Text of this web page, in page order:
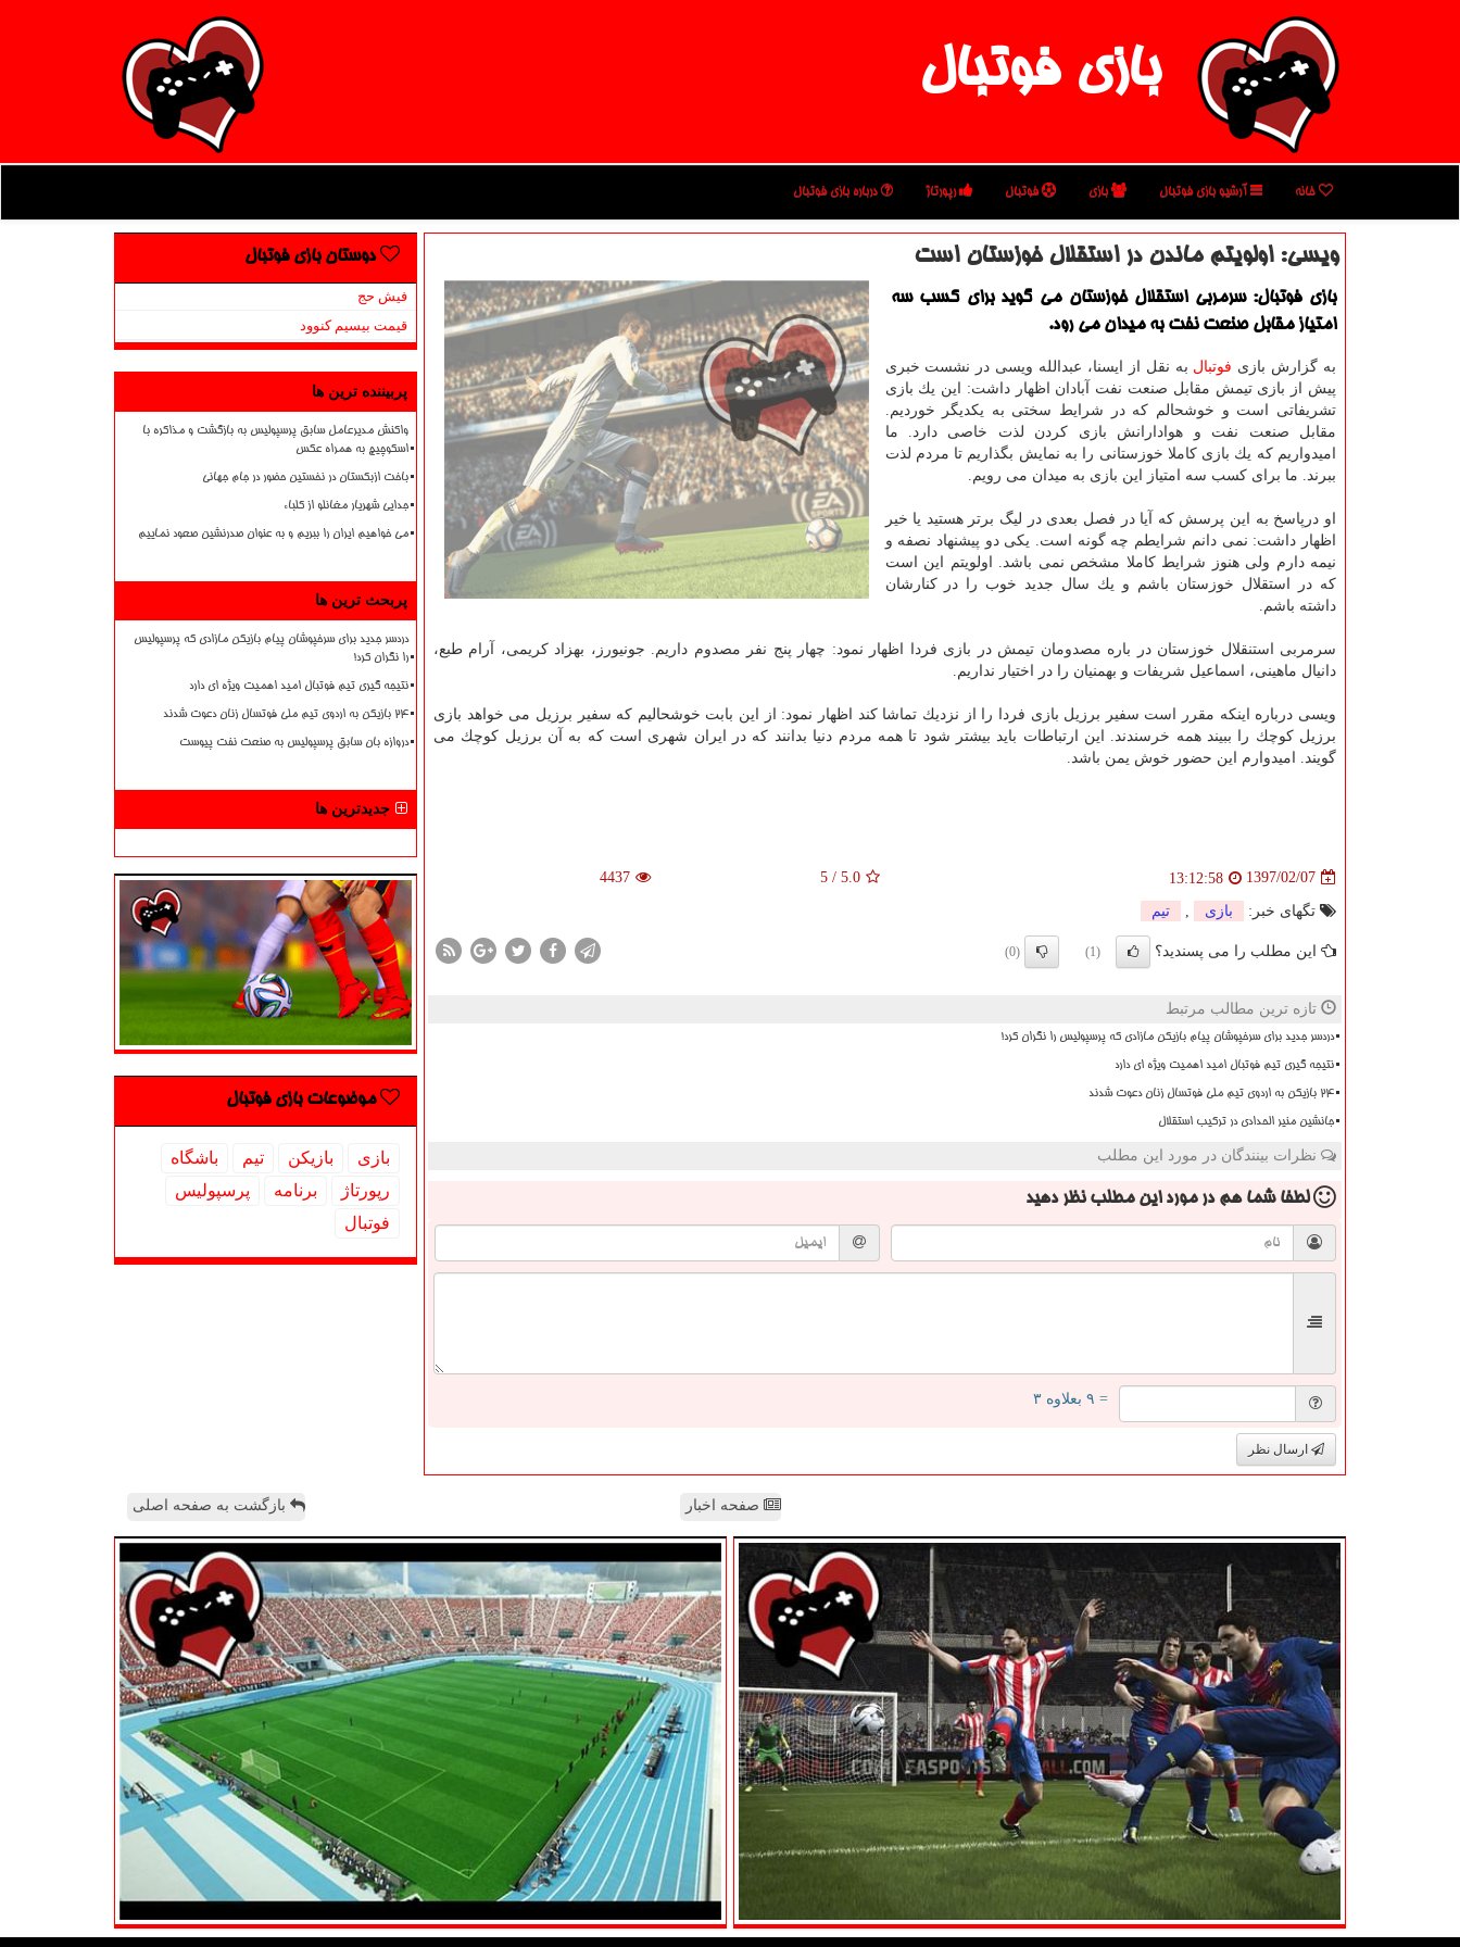
بازی فوتبال
خانه آرشیو بازی فوتبال بازی فوتبال رپورتاژ درباره بازی فوتبال
ویسی: اولویتم ماندن در استقلال خوزستان است
بازی فوتبال: سرمربی استقلال خوزستان می گوید برای كسب سه
امتیاز مقابل صنعت نفت به میدان می رود.
به گزارش بازی فوتبال به نقل از ایسنا، عبدالله ویسی در نشست خبری
پیش از بازی تیمش مقابل صنعت نفت آبادان اظهار داشت: این یك بازی
تشریفاتی است و خوشحالم كه در شرایط سختی به یكدیگر خوردیم.
مقابل صنعت نفت و هوادارانش بازی كردن لذت خاصی دارد. ما
امیدواریم كه یك بازی كاملا خوزستانی را به نمایش بگذاریم تا مردم لذت
ببرند. ما برای كسب سه امتیاز این بازی به میدان می رویم.
او درپاسخ به این پرسش كه آیا در فصل بعدی در لیگ برتر هستید یا خیر
اظهار داشت: نمی دانم شرایطم چه گونه است. یكی دو پیشنهاد نصفه و
نیمه دارم ولی هنوز شرایط كاملا مشخص نمی باشد. اولویتم این است
كه در استقلال خوزستان باشم و یك سال جدید خوب را در كنارشان
داشته باشم.
سرمربی استنقلال خوزستان در باره مصدومان تیمش در بازی فردا اظهار نمود: چهار پنج نفر مصدوم داریم. جونیورز، بهزاد كریمی، آرام طبع،
دانیال ماهینی، اسماعیل شریفات و بهمنیان را در اختیار نداریم.
ویسی درباره اینكه مقرر است سفیر برزیل بازی فردا را از نزدیك تماشا كند اظهار نمود: از این بابت خوشحالیم كه سفیر برزیل می خواهد بازی
برزیل كوچك را ببیند همه خرسندند. این ارتباطات باید بیشتر شود تا همه مردم دنیا بدانند كه در ایران شهری است كه به آن برزیل كوچك می
گویند. امیدوارم این حضور خوش یمن باشد.
1397/02/07
13:12:58
5.0
/
5
4437
تگهای خبر: بازی تیم
این مطلب را می پسندید؟ (1)
(0)
تازه ترین مطالب مرتبط
دردسر جدید برای سرخپوشان پیام بازیکن مازادی که پرسپولیس را نگران کرد!
نتیجه گیری تیم فوتبال امید اهمیت ویژه ای دارد
۲۴ بازیکن به اردوی تیم ملی فوتسال زنان دعوت شدند
جانشین منیر الحدادی در ترکیب استقلال
نظرات بینندگان در مورد این مطلب
لطفا شما همدر مورد این مطلب نظر دهید
= ۹ بعلاوه ۳
ارسال نظر
دوستان بازی فوتبال
فیش حج
قیمت بیسیم کنوود
پربیننده ترین ها
واکنش مدیرعامل سابق پرسپولیس به بازگشت و مذاکره با
اسکوچیچ به همراه عکس
باخت ازبکستان در نخستین حضور در جام جهانی
جدایی شهریار مغانلو از کلباء
می خواهیم ایران را ببریم و به عنوان صدرنشین صعود نماییم
پربحث ترین ها
دردسر جدید برای سرخپوشان پیام بازیکن مازادی که پرسپولیس
را نگران کرد!
نتیجه گیری تیم فوتبال امید اهمیت ویژه ای دارد
۲۴ بازیکن به اردوی تیم ملی فوتسال زنان دعوت شدند
دروازه بان سابق پرسپولیس به صنعت نفت پیوست
جدیدترین ها
موضوعات بازی فوتبال
بازی بازیكن تیم
باشگاه
رپورتاژ
برنامه
پرسپولیس
فوتبال
صفحه اخبار بازگشت به صفحه اصلی